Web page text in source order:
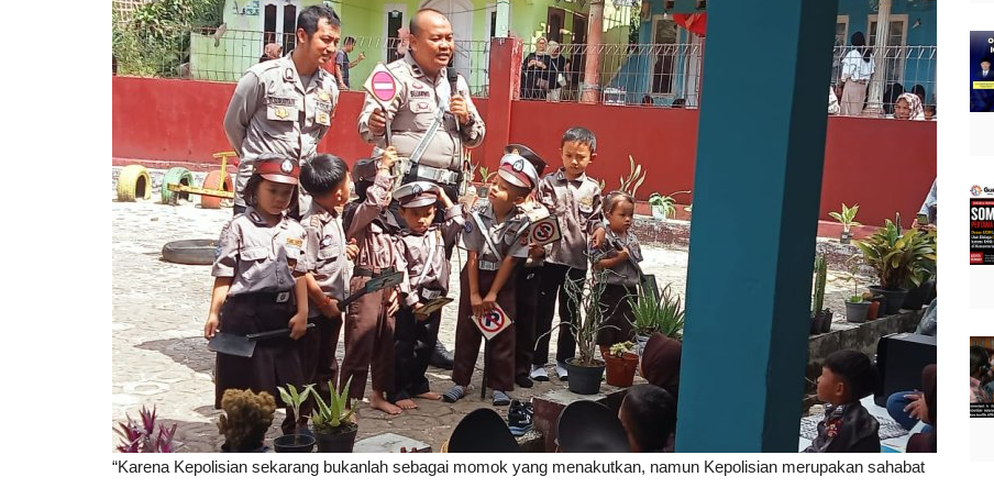
“Karena Kepolisian sekarang bukanlah sebagai momok yang menakutkan, namun Kepolisian merupakan sahabat